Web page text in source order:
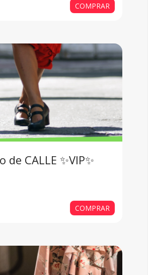
COMPRAR
de CALLE ✨VIP✨
COMPRAR